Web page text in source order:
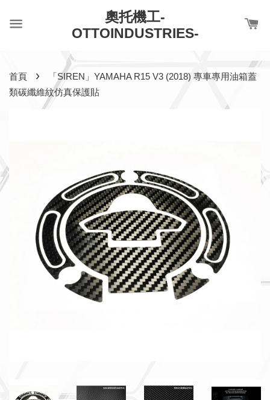
奧托機工-
OTTOINDUSTRIES-
首頁 ›
「SIREN」YAMAHA R15 V3 (2018) 專車專用油箱蓋
類碳纖維紋仿真保護貼